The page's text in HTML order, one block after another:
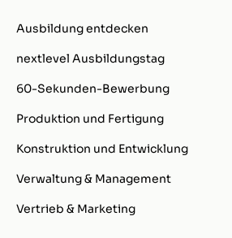
Ausbildung entdecken
nextlevel Ausbildungstag
60-Sekunden-Bewerbung
Produktion und Fertigung
Konstruktion und Entwicklung
Verwaltung & Management
Vertrieb & Marketing